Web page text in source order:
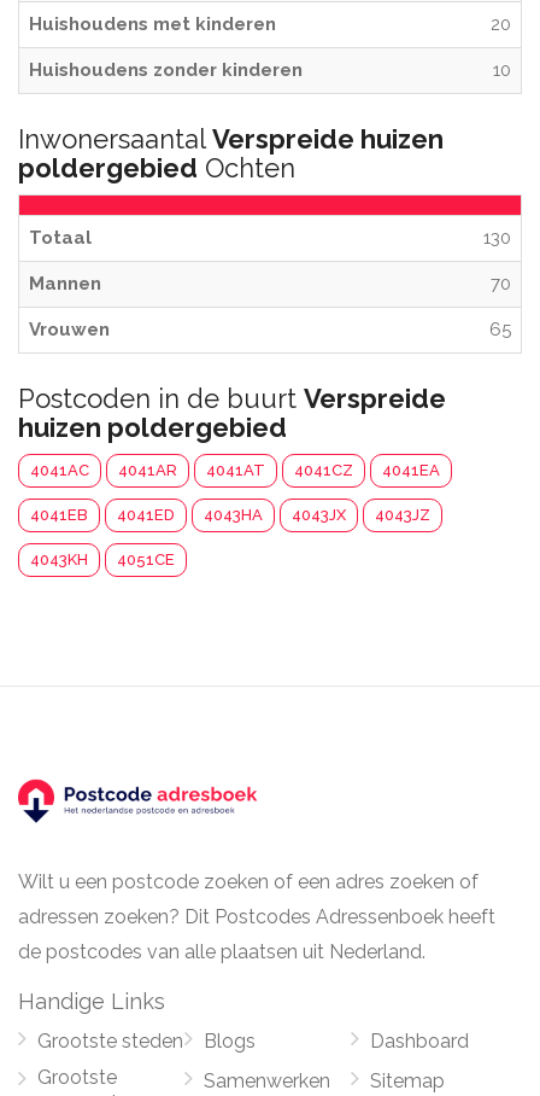
Huishoudens met kinderen 20
Huishoudens zonder kinderen 10
InwonersaantalVerspreide huizen
poldergebied Ochten
Totaal 130
Mannen 70
Vrouwen 65
Postcoden in de buurt Verspreide
huizen poldergebied
4041AC 4041AR 4041AT 4041CZ 4041EA
4041EB 4041ED 4043HA 4043JX 4043JZ
4043KH 4051CE
Wilt u een postcode zoeken of een adres zoeken of
adressen zoeken? Dit Postcodes Adressenboek heeft
de postcodes van alle plaatsen uit Nederland.
Handige Links
Grootste steden
Grootste
Blogs
Samenwerken
Dashboard
Sitemap